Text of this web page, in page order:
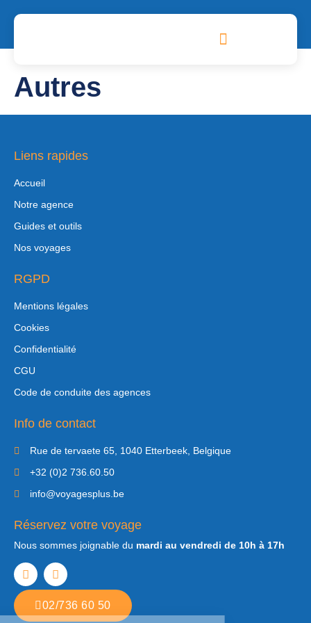
Autres
Liens rapides
Accueil
Notre agence
Guides et outils
Nos voyages
RGPD
Mentions légales
Cookies
Confidentialité
CGU
Code de conduite des agences
Info de contact
Rue de tervaete 65, 1040 Etterbeek, Belgique
+32 (0)2 736.60.50
info@voyagesplus.be
Réservez votre voyage
Nous sommes joignable du mardi au vendredi de 10h à 17h
02/736 60 50